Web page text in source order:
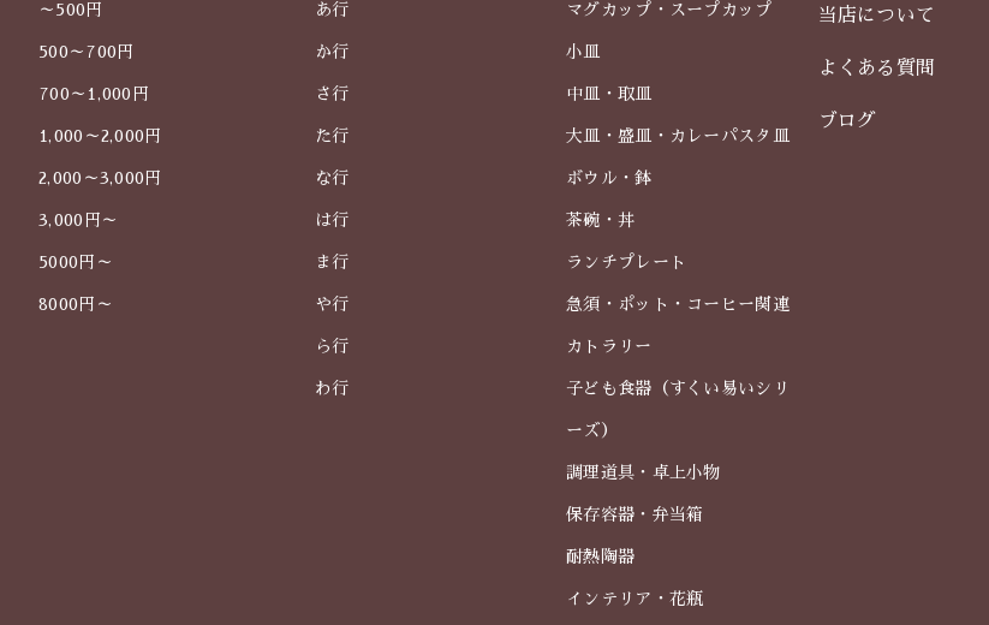
～500円
500～700円
700～1,000円
1,000～2,000円
2,000～3,000円
3,000円～
5000円～
8000円～
あ行
か行
さ行
た行
な行
は行
ま行
や行
ら行
わ行
マグカップ・スープカップ
小皿
中皿・取皿
大皿・盛皿・カレーパスタ皿
ボウル・鉢
茶碗・丼
ランチプレート
急須・ポット・コーヒー関連
カトラリー
子ども食器（すくい易いシリ
ーズ）
調理道具・卓上小物
保存容器・弁当箱
耐熱陶器
インテリア・花瓶
当店について
よくある質問
ブログ